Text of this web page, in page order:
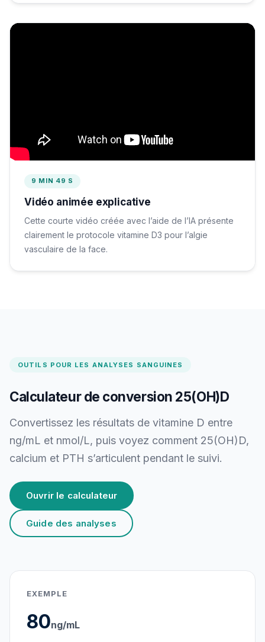
9 MIN 49 S
Vidéo animée explicative
Cette courte vidéo créée avec l’aide de l’IA présente
clairement le protocole vitamine D3 pour l’algie
vasculaire de la face.
OUTILS POUR LES ANALYSES SANGUINES
Calculateur de conversion 25(OH)D
Convertissez les résultats de vitamine D entre
ng/mL et nmol/L, puis voyez comment 25(OH)D,
calcium et PTH s’articulent pendant le suivi.
Ouvrir le calculateur
Guide des analyses
EXEMPLE
80ng/mL